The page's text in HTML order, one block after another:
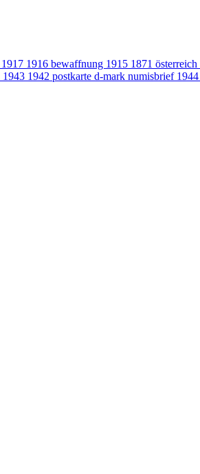
1917 1916 bewaffnung 1915 1871 österreich
1943 1942 postkarte d-mark numisbrief 1944